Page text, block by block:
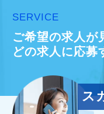
SERVICE
ご希望の求人が
どの求人に応募
ス